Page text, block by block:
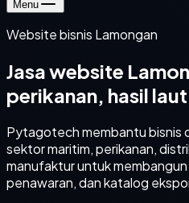
Menu
Website bisnis Lamongan
Jasa website
perikanan, hasil
Pytagotech membantu bisnis
sektor maritim, perikanan,
manufaktur untuk membangun
penawaran, dan katalog